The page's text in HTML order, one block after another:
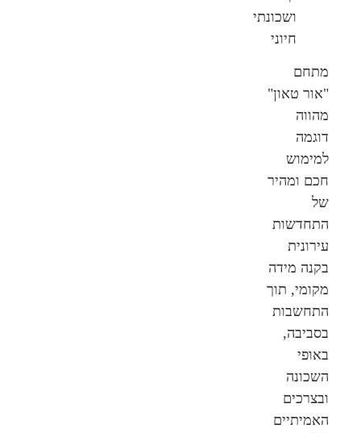
ושכונתי
חיוני
מתחם
"אור טאון"
מהווה
דוגמה
למימוש
חכם ומהיר
של
התחדשות
עירונית
בקנה מידה
מקומי, תוך
התחשבות
בסביבה,
באופי
השכונה
ובצרכים
האמיתיים